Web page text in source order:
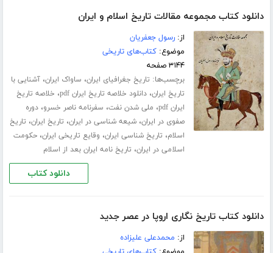
دانلود کتاب مجموعه مقالات تاریخ اسلام و ایران
از:رسول جعفریان
موضوع:کتاب‌های تاریخی
۳۱۴۴ صفحه
برچسب‌ها: تاریخ جغرافیای ایران، ساواک ایران،آشنایی با
تاریخ ایران،دانلود خلاصه تاریخ ایران pdf ، خلاصه تاریخ
ایران pdf
، ملی شدن نفت، سفرنامه ناصر خسرو،دوره
صفوی در ایران،شیعه شناسی در ایران، تاریخ ایران، تاریخ
اسلام، تاریخ شناسی ایران، وقایع تاریخی ایران،حکومت
اسلامی در ایران، تاریخ نامه ایران بعد از اسلام
دانلود کتاب
دانلود کتاب تاریخ نگاری اروپا در عصر جدید
از: محمدعلی علیزاده